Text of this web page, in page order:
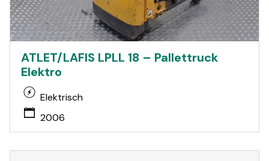
ATLET/LAFIS LPLL 18 – Pallettruck
Elektro
Elektrisch
2006